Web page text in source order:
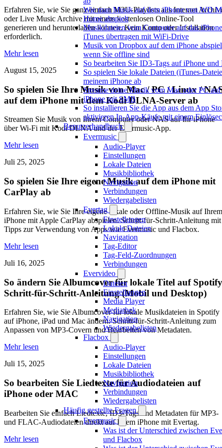
Wie man Musik auf dem iPhone von WD
Home abspielt
Musikdateien vom Computer auf das
iTunes übertragen mit WiFi-Drive
Musik von Dropbox auf dem iPhone
wenn Sie offline sind
So bearbeiten Sie ID3-Tags auf iPhone und
So spielen Sie lokale Dateien (iTunes-
meinem iPhone ab
Streame deine Musik vom Mac oder PC auf
iPhone mit SMB
So installieren Sie die App aus dem App
aktivieren In-App-Käufe mit einem
Benutzerhandbuch
Evermusic
Audio-Player
Einstellungen
Lokale Dateien
Musikbibliothek
Navigation
Verbindungen
Wiedergabelisten
Evertag
Einstellungen
Lokale Dateien
Navigation
Tag-Editor
Tag-Feld-Zuordnungen
Verbindungen
Evervideo
Dateien
Einstellungen
Media Player
Mediathek
Navigation
Wiedergabelisten
Flacbox
Audio-Player
Einstellungen
Lokale Dateien
Musikbibliothek
Navigation
Verbindungen
Wiedergabelisten
Häufig gestellte Fragen
Evermusic
Was ist der Unterschied zwischen
und Flacbox
Erfahren Sie, wie Sie ganz einfach M3U-Playlists aus Internet
oder Live Music Archive mit einem kostenlosen Online-Tool
generieren und herunterladen können. Kein Konto oder Installation
erforderlich.
Mehr lesen
August 15, 2025
So spielen Sie Ihre Musik von Mac / PC / Linux /
auf dem iPhone mit dem Kodi DLNA-Server ab
Streamen Sie Musik von Ihrem Computer oder NAS auf Ihr iPhone
über Wi-Fi mit Kodi DLNA und der Evermusic-App.
Mehr lesen
Juli 25, 2025
So spielen Sie Ihre eigene Musik auf dem iPhone mit
CarPlay ab
Erfahren Sie, wie Sie Ihre eigene lokale oder Offline-Musik auf Ihrem
iPhone mit Apple CarPlay abspielen. Schritt-für-Schritt-Anleitung mit
Tipps zur Verwendung von Apps wie Evermusic und Flacbox.
Mehr lesen
Juli 16, 2025
So ändern Sie Albumcover für lokale Titel auf
Schritt-für-Schritt-Anleitung (Mobil und Desktop)
Erfahren Sie, wie Sie Albumcover für lokale Musikdateien in Spotify
auf iPhone, iPad und Mac ändern. Schritt-für-Schritt-Anleitung zum
Anpassen von MP3-Covern und Bearbeiten von Metadaten.
Mehr lesen
Juli 15, 2025
So bearbeiten Sie Liedtexte für Audiodateien auf
iPhone oder MAC
Bearbeiten Sie einfach Liedtexte, ID3-Tags und Metadaten für MP3-
und FLAC-Audiodateien direkt auf Ihrem iPhone mit Evertag.
Mehr lesen